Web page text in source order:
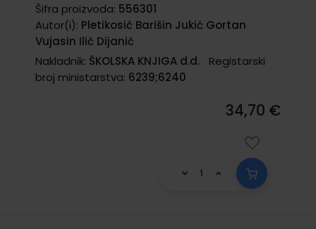
Šifra proizvoda: 556301
Autor(i): Pletikosić Barišin Jukić Gortan
Vujasin Ilić Dijanić
Nakladnik: ŠKOLSKA KNJIGA d.d.
Registarski
broj ministarstva: 6239;6240
34,70 €